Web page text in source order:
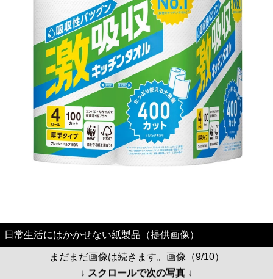
日常生活にはかかせない紙製品（提供画像）
まだまだ画像は続きます。画像（9/10）
↓ スクロールで次の写真 ↓